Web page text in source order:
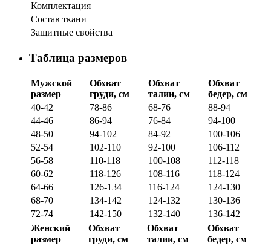
Комплектация
Состав ткани
Защитные свойства
Таблица размеров
Мужской
размер
Обхват
груди, см
Обхват
талии, см
Обхват
бедер, см
40-42
78-86 68-76
88-94
44-46
86-94 76-84
94-100
48-50
94-102 84-92
100-106
52-54
102-110 92-100
106-112
56-58
110-118 100-108
112-118
60-62
118-126 108-116
118-124
64-66
126-134 116-124
124-130
68-70
134-142 124-132
130-136
72-74
142-150 132-140
136-142
Женский
размер
Обхват
груди, см
Обхват
талии, см
Обхват
бедер, см